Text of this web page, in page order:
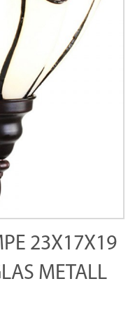
23X17X19
METALL W